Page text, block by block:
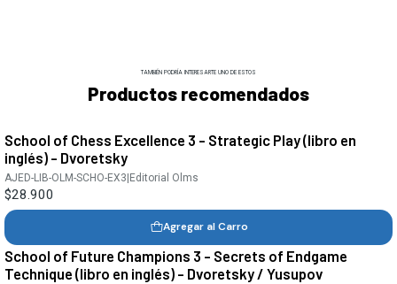
TAMBIÉN PODRÍA INTERESARTE UNO DE ESTOS
Productos recomendados
School of Chess Excellence 3 - Strategic Play (libro en
inglés) - Dvoretsky
AJED-LIB-OLM-SCHO-EX3 Editorial Olms
$28.900
Agregar al Carro
School of Future Champions 3 - Secrets of Endgame
Technique (libro en inglés) - Dvoretsky / Yusupov